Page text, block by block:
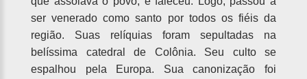
ser venerado como santo por todos os fiéis da
região. Suas relíquias foram sepultadas na
belíssima catedral de Colônia. Seu culto se
espalhou pela Europa. Sua canonização foi